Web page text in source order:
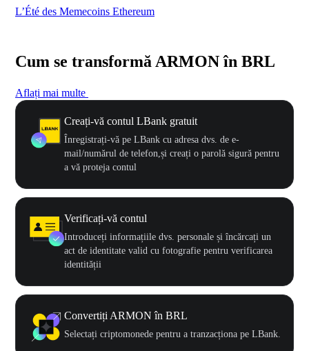
L’Été des Memecoins Ethereum
Cum se transformă ARMON în BRL
Aflați mai multe
Creați-vă contul LBank gratuit
Înregistrați-vă pe LBank cu adresa dvs. de e-
mail/numărul de telefon,și creați o parolă sigură pentru
a vă proteja contul
Verificați-vă contul
Introduceți informațiile dvs. personale și încărcați un
act de identitate valid cu fotografie pentru verificarea
identității
Convertiți ARMON în BRL
Selectați criptomonede pentru a tranzacționa pe LBank.